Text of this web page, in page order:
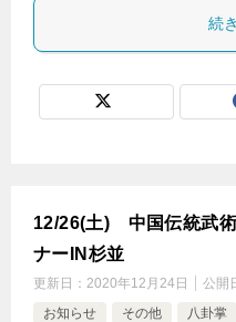
続
12/26(土) 中国伝統武術
ナーIN杉並
更新日： 2020年12月24日 公開
お知らせ
その他 八卦掌